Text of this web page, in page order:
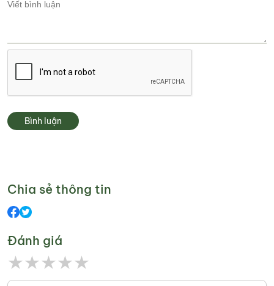
Bình luận
Chia sẻ thông tin
Đánh giá
★★★★★